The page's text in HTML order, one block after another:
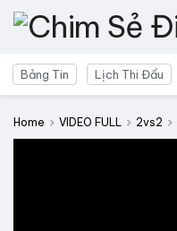
Bảng Tin Lịch Thi Đấu
Home VIDEO FULL 2vs2